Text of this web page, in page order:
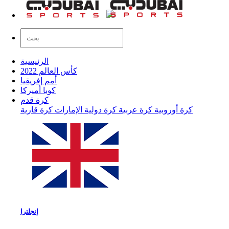
الرئيسية
كأس العالم 2022
أمم إفريقيا
كوبا أميركا
كرة قدم
كرة أوروبية كرة عربية كرة دولية الإمارات كرة قارية
إنجلترا